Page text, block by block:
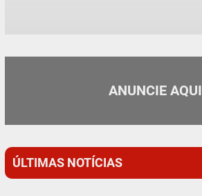
ANUNCIE AQUI
ÚLTIMAS NOTÍCIAS